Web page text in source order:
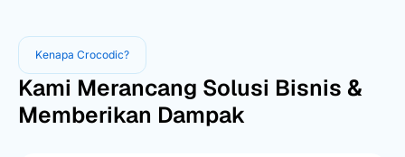
Kenapa Crocodic?
Kami Merancang Solusi Bisnis &
Memberikan Dampak